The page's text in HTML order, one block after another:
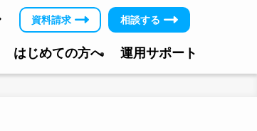
資料請求 相談する
はじめての方へ 運用サポート